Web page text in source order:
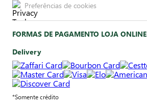
Preferências de cookies
FORMAS DE PAGAMENTO LOJA ONLINE
Delivery
*Somente crédito